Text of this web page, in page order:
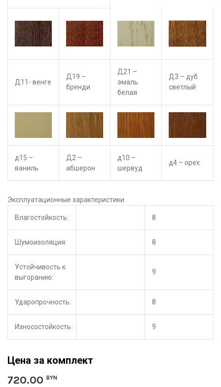
Д11- венге
Д19 –
бренди
Д21 –
эмаль
белая
Д3 – дуб
светлый
д15 –
ваниль
Д2 –
абшерон
д10 –
шервуд
д4 – орех
Эксплуатационные характеристики
Влагостойкость: 8
Шумоизоляция: 8
Устойчивость к
выгоранию:
9
Ударопрочность: 8
Износостойкость: 9
Цена за комплект
720.00 BYN